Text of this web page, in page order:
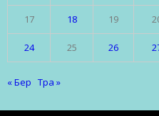
17 18 19
24 25 26
« Бер Тра »